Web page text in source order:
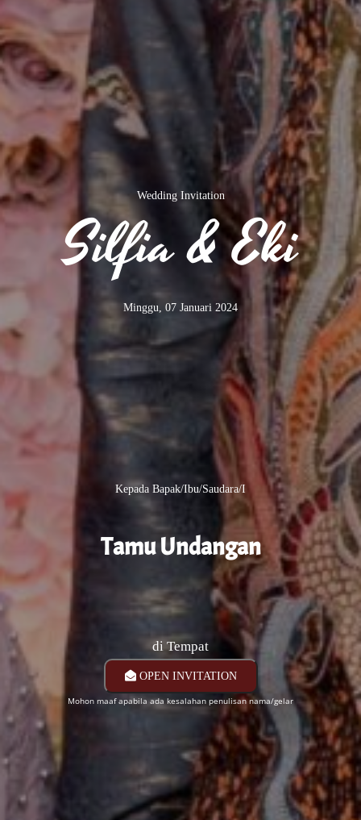
Save The Date
07 Januari 2024
00 00
Hours
00
Minutes
00
Seconds
Wedding Invitation
Silfia & Eki
Minggu, 07 Januari 2024
Kepada Bapak/Ibu/Saudara/i
Tamu Undangan
di Tempat
OPEN INVITATION
Mohon maaf apabila ada kesalahan penulisan nama/gelar